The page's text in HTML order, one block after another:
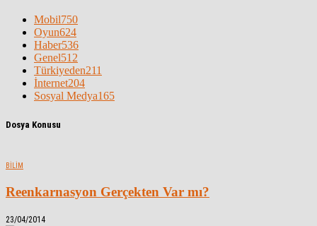
Mobil750
Oyun624
Haber536
Genel512
Türkiyeden211
İnternet204
Sosyal Medya165
Dosya Konusu
BILIM
Reenkarnasyon Gerçekten Var mı?
23/04/2014